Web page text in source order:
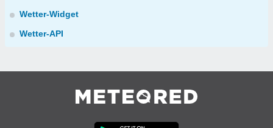
Wetter-Widget
Wetter-API